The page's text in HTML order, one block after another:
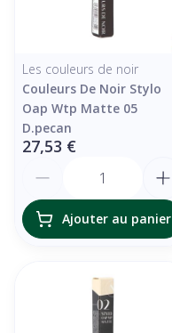
Les couleurs de noir
Couleurs De Noir Stylo
Oap Wtp Matte 05
D.pecan
27,53 €
Ajouter au panier